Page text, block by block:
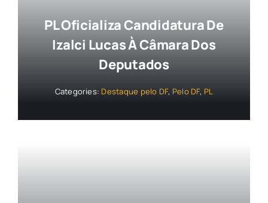
PL Oficializa Candidatura De
Izalci Lucas À Câmara Dos
Deputados
Categories: Destaque pelo DF, Pelo DF, PL